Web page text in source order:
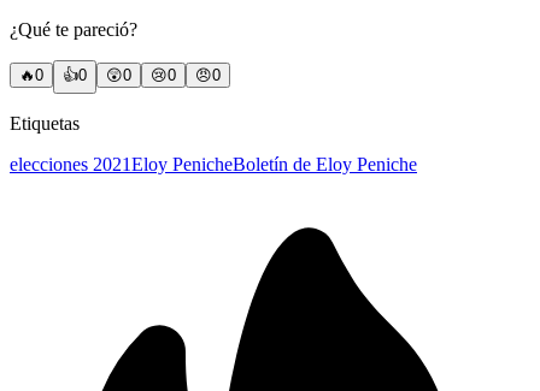
¿Qué te pareció?
🔥0 👍0 😲0 😢0 😠0
Etiquetas
elecciones 2021Eloy PenicheBoletín de Eloy Peniche